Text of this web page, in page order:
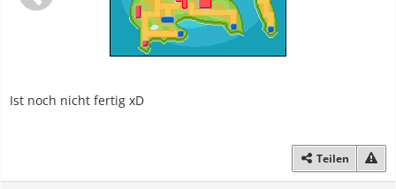
Ist noch nicht fertig xD
Teilen